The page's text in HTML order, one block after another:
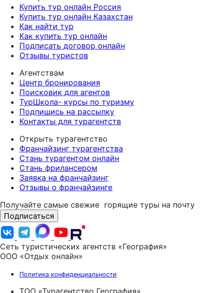
Купить тур онлайн Россия
Купить тур онлайн Казахстан
Как найти тур
Как купить тур онлайн
Подписать договор онлайн
Отзывы туристов
Агентствам
Центр бронирования
Поисковик для агентов
ТурШкола- курсы по туризму
Подпишись на рассылку
Контакты для турагентств
Открыть турагентство
Франчайзинг турагентства
Стань турагентом онлайн
Стань фрилансером
Заявка на франчайзинг
Отзывы о франчайзинге
Получайте самые свежие горящие туры на почту
Подписаться
Сеть туристических агентств «География»
ООО «Отдых онлайн»
Политика конфиденциальности